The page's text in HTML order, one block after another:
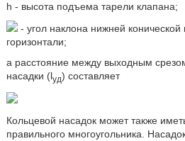
h - высота подъема тарели клапана;
- угол наклона нижней конической
горизонтали;
а расстояние между выходным
насадки (lуд) составляет
Кольцевой насадок может также
правильного многоугольника.